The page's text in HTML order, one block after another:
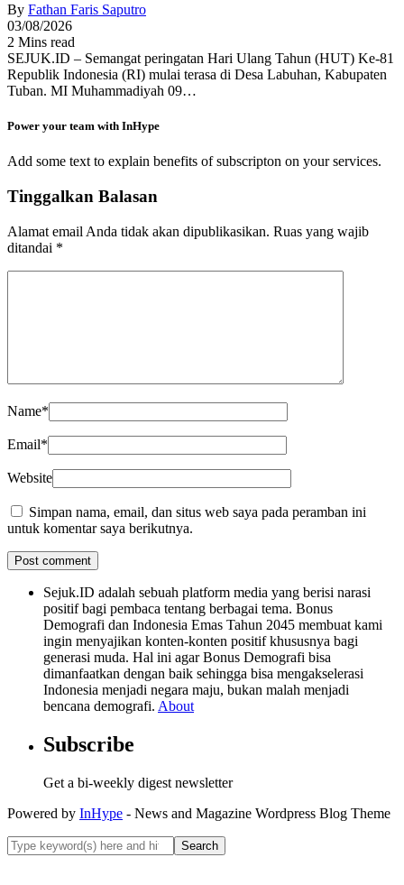
By Fathan Faris Saputro
03/08/2026
2 Mins read
SEJUK.ID – Semangat peringatan Hari Ulang Tahun (HUT) Ke-81
Republik Indonesia (RI) mulai terasa di Desa Labuhan, Kabupaten
Tuban. MI Muhammadiyah 09…
Power your team with InHype
Add some text to explain benefits of subscripton on your services.
Tinggalkan Balasan
Alamat email Anda tidak akan dipublikasikan. Ruas yang wajib
ditandai *
Name*
Email*
Website
Simpan nama, email, dan situs web saya pada peramban ini
untuk komentar saya berikutnya.
Sejuk.ID adalah sebuah platform media yang berisi narasi
positif bagi pembaca tentang berbagai tema. Bonus
Demografi dan Indonesia Emas Tahun 2045 membuat kami
ingin menyajikan konten-konten positif khususnya bagi
generasi muda. Hal ini agar Bonus Demografi bisa
dimanfaatkan dengan baik sehingga bisa mengakselerasi
Indonesia menjadi negara maju, bukan malah menjadi
bencana demografi. About
Subscribe
Get a bi-weekly digest newsletter
Powered by InHype - News and Magazine Wordpress Blog Theme